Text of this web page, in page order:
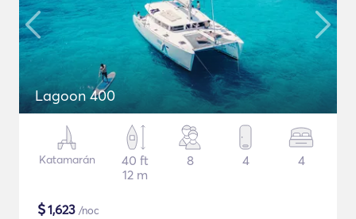
Lagoon 400
Katamarán
40 ft
12 m
8 4 4
$1,623 /noc